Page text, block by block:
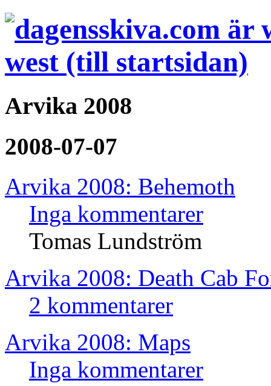
Arvika 2008
2008-07-07
Arvika 2008: Behemoth
Inga kommentarer
Tomas Lundström
Arvika 2008: Death Cab
2 kommentarer
Arvika 2008: Maps
Inga kommentarer